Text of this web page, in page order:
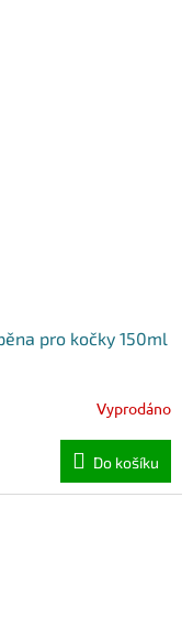
pro kočky 150ml
Vyprodáno
Do košíku